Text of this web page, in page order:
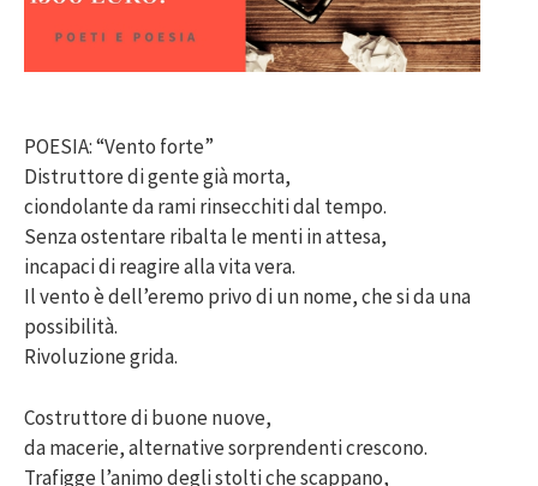
POESIA: “Vento forte”
Distruttore di gente già morta,
ciondolante da rami rinsecchiti dal tempo.
Senza ostentare ribalta le menti in attesa,
incapaci di reagire alla vita vera.
Il vento è dell’eremo privo di un nome, che si da una
possibilità.
Rivoluzione grida.
Costruttore di buone nuove,
da macerie, alternative sorprendenti crescono.
Trafigge l’animo degli stolti che scappano,